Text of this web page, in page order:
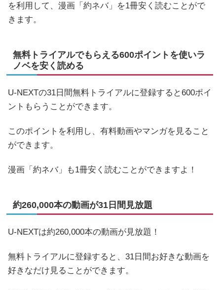
を利用して、漫画「約ネバ」を1冊安く読むことがで
きます。
無料トライアルでもらえる600ポイントを使いラ
ノベを安く読める
U-NEXTの31日間無料トライアルに登録すると600ポイ
ントもらうことができます。
このポイントを利用し、有料動画やマンガを見ること
ができます。
漫画「約ネバ」も1冊安く読むことができますよ！
約260,000本の動画が31日間見放題
U-NEXTは約260,000本の動画が見放題！
無料トライアルに登録すると、31日間お好きな動画を
好きなだけ見ることができます。